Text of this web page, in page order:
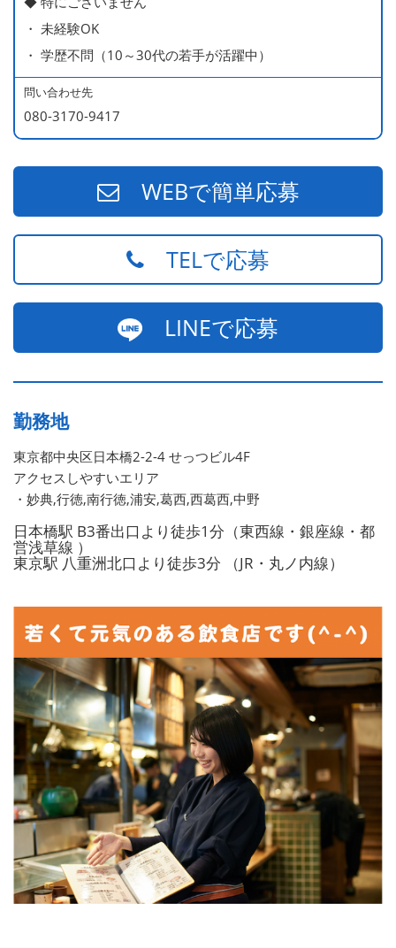
540万円／店長（20代・入社3年目・ 育休取得して、更に
やる気MAXの2児のお父さん）
670万円／統括店長（30代・入社7年目・中学生の長男筆
頭に3人の子供を持つ一家の大黒柱）
・ 未経験OK
・ 学歴不問（10～30代の若手が活躍中）
問い合わせ先
080-3170-9417
WEBで簡単応募
TELで応募
LINEで応募
勤務地
東京都中央区日本橋2-2-4 せっつビル4F
アクセスしやすいエリア
・妙典,行徳,南行徳,浦安,葛西,西葛西,中野
日本橋駅 B3番出口より徒歩1分（東西線・銀座線・都
営浅草線 ）
東京駅 八重洲北口より徒歩3分 （JR・丸ノ内線）